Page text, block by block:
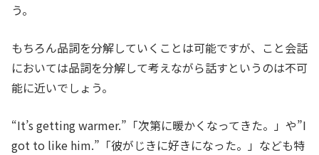
う。
もちろん品詞を分解していくことは可能ですが、こと会話
においては品詞を分解して考えながら話すというのは不可
能に近いでしょう。
“It’s getting warmer.”「次第に暖かくなってきた。」や”I
got to like him.”「彼がじきに好きになった。」なども特